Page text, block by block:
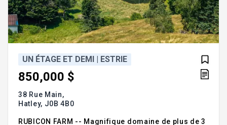
UN ÉTAGE ET DEMI | ESTRIE
850,000 $
38 Rue Main,
Hatley, J0B 4B0
RUBICON FARM -- Magnifique domaine de plus de 3